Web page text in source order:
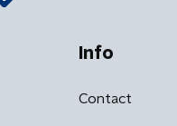
Info
Contact